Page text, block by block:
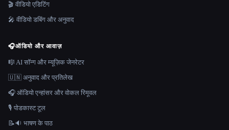
🎬 वीडियो एडिटिंग
🎤 वीडियो डबिंग और अनुवाद
🎧ऑडियो और आवाज़
🎼 AI सॉन्ग और म्यूज़िक जेनरेटर
🇺🇳 अनुवाद और प्रतिलेख
🎧 ऑडियो एन्हांसर और वोकल रिमूवल
🎙️ पोडकास्ट टूल
📝🔉 भाषण के पाठ